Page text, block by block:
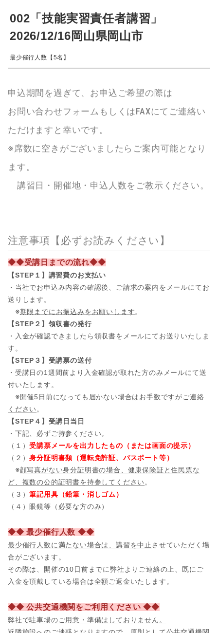
002「技能実習責任者講習」
2026/12/16岡山県岡山市
最少催行人数【5名】
申込期間を過ぎて、お申込ご希望の際は
お問い合わせフォームもしくはFAXにてご連絡い
ただけますと幸いです。
※席数に空きがございましたらご案内可能となり
ます。
講習日・開催地・申込人数をご教示ください。
注意事項【必ずお読みください】
◆◆受講日までの流れ◆◆
【STEP１】講習費のお支払い
・当社でお申込み内容の確認後、ご請求の案内をメールにてお
送りします。
※期限までにお振込みをお願いします。
【STEP２】領収書の発行
・入金が確認できましたら領収書をメールにてお送りいたしま
す。
【STEP３】受講票の送付
・受講日の1週間前より入金確認が取れた方のみメールにて送
付いたします。
※開催5日前になっても届かない場合はお手数ですがご連絡
ください 。
【STEP４】受講日当日
・下記、必ずご持参ください。
（１）受講票メールを出力したもの（または画面の提示）
（２）身分証明書類（運転免許証、パスポート等）
※顔写真がない身分証明書の場合、健康保険証と住民票な
ど、複数の公的証明書を持参してください 。
（３）筆記用具（鉛筆・消しゴム）
（４）眼鏡等（必要な方のみ）
◆◆ 最少催行人数 ◆◆
最少催行人数に満たない場合は、講習を中止 させていただく場
合がございます。
その際は、開催の10日前までに弊社よりご連絡の上、既にご
入金を頂戴している場合は全額ご返金いたします。
◆◆ 公共交通機関をご利用ください ◆◆
弊社で駐車場のご用意・準備はしておりません。